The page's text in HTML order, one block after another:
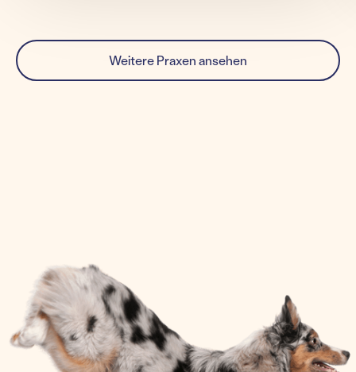
Weitere Praxen ansehen